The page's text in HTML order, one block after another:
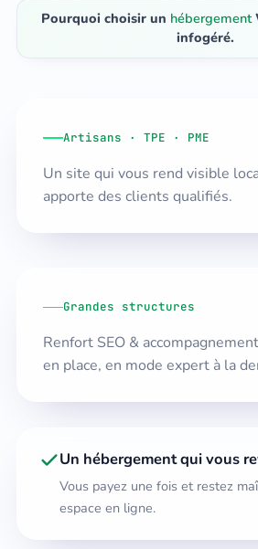
Pourquoi choisir un hébergement
infogéré.
Artisans · TPE · PME
Un site qui vous rend visible
apporte des clients qualifiés.
Grandes structures
Renfort SEO &
en place, en mode expert à la
Un hébergement qui vous
Vous payez une fois et restez
espace en ligne.